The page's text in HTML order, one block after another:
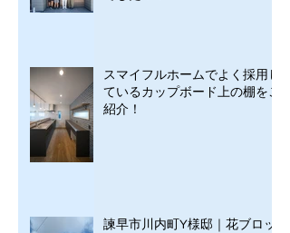
スマイフルホームでよく採用し
ているカップボード上の棚をご
紹介！
諫早市川内町Y様邸｜花ブロッ